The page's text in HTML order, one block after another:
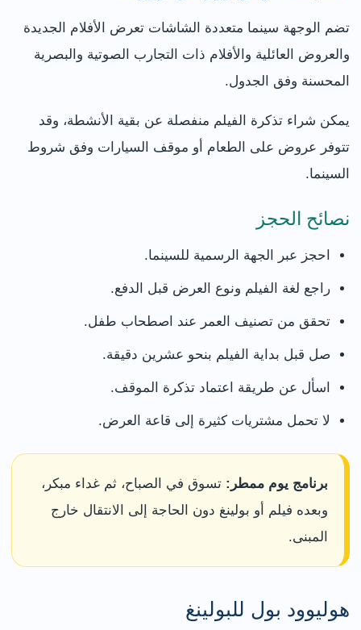
تضم الوجهة سينما متعددة الشاشات تعرض الأفلام الجديدة
والعروض العائلية والأفلام ذات التجارب الصوتية والبصرية
المحسنة وفق الجدول.
يمكن شراء تذكرة الفيلم منفصلة عن بقية الأنشطة، وقد
تتوفر عروض على الطعام أو موقف السيارات وفق شروط
السينما.
نصائح الحجز
احجز عبر الجهة الرسمية للسينما.
راجع لغة الفيلم ونوع العرض قبل الدفع.
تحقق من تصنيف العمر عند اصطحاب طفل.
صل قبل بداية الفيلم بنحو عشرين دقيقة.
اسأل عن طريقة اعتماد تذكرة الموقف.
لا تحمل مشتريات كثيرة إلى قاعة العرض.
برنامج يوم ممطر: تسوق في الصباح، ثم غداء مبكر،
وبعده فيلم أو بولينغ دون الحاجة إلى الانتقال خارج
المبنى.
هوليوود بول للبولينغ